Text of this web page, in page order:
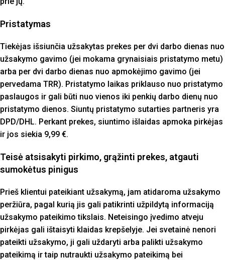
Pristatymas
Tiekėjas išsiunčia užsakytas prekes per dvi darbo dienas nuo
užsakymo gavimo (jei mokama grynaisiais pristatymo metu)
arba per dvi darbo dienas nuo apmokėjimo gavimo (jei
pervedama TRR). Pristatymo laikas priklauso nuo pristatymo
paslaugos ir gali būti nuo vienos iki penkių darbo dienų nuo
pristatymo dienos. Siuntų pristatymo sutarties partneris yra
DPD/DHL. Perkant prekes, siuntimo išlaidas apmoka pirkėjas
ir jos siekia 9,99 €.
Teisė atsisakyti pirkimo, grąžinti prekes, atgauti
sumokėtus pinigus
Prieš klientui pateikiant užsakymą, jam atidaroma užsakymo
peržiūra, pagal kurią jis gali patikrinti užpildytą informaciją
užsakymo pateikimo tikslais. Neteisingo įvedimo atveju
pirkėjas gali ištaisyti klaidas krepšelyje. Jei svetainė nenori
pateikti užsakymo, ji gali uždaryti arba palikti užsakymo
pateikimą ir taip nutraukti užsakymo pateikimą bei